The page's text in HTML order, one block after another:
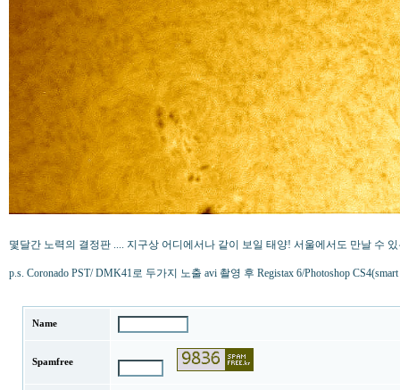
몇달간 노력의 결정판 .... 지구상 어디에서나 같이 보일 태양! 서울에서도 만날 수
p.s. Coronado PST/ DMK41로 두가지 노출 avi 촬영 후 Registax 6/Photoshop
Name
Spamfree